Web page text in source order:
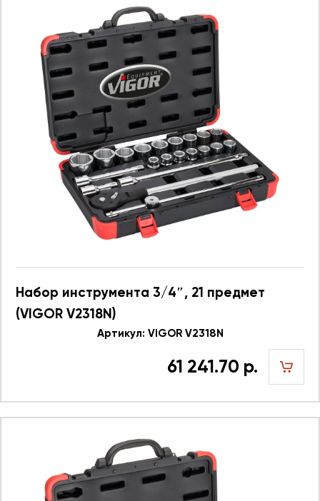
Набор инструмента 3/4″, 21 предмет
(VIGOR V2318N)
Артикул: VIGOR V2318N
61 241.70 р.